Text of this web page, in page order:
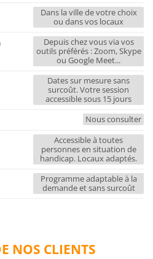
NOS CLIENTS
Dans la ville de votre choix
ou dans vos locaux
Depuis chez vous via vos
outils préférés : Zoom, Skype
ou Google Meet...
Dates sur mesure sans
surcoût. Votre session
accessible sous 15 jours
Nous consulter
Accessible à toutes
personnes en situation de
handicap. Locaux adaptés.
Programme adaptable à la
demande et sans surcoût